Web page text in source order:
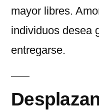
mayor libres.
individuos desea
entregarse.